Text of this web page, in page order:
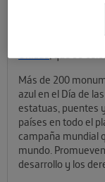
el Pabellón de
se ha unido a la
azul para
Unidas, que se
Más de 200
azul en el Día de
estatuas, puentes
países en todo el
campaña mundial
mundo.
desarrollo y los